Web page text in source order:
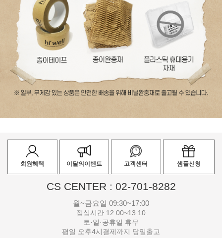
회원혜택 이달의이벤트 고객센터 샘플신청
CS CENTER : 02-701-8282
월~금요일 09:30~17:00
점심시간 12:00~13:10
토·일·공휴일 휴무
평일 오후4시결제까지 당일출고